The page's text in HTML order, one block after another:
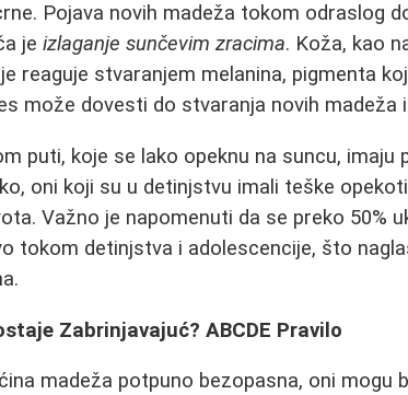
Pojava novih madeža tokom odraslog
jeizlaganje sunčevim zracima. Koža, kao
reaguje stvaranjem melanina, pigmenta
može dovesti do stvaranja novih madeža
puti, koje se lako opeknu na suncu, imaju
oni koji su u detinjstvu imali teške
Važno je napomenuti da se preko 50%
tokom detinjstva i adolescencije, što
Zabrinjavajuć? ABCDE Pravilo
madeža potpuno bezopasna, oni mogu